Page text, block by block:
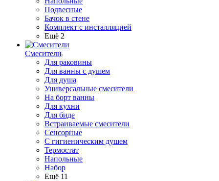
Подвесные
Бачок в стене
Комплект с инсталляцией
Ещё 2
Смесители
Для раковины
Для ванны с душем
Для душа
Универсальные смесители
На борт ванны
Для кухни
Для биде
Встраиваемые смесители
Сенсорные
С гигиеническим душем
Термостат
Напольные
Набор
Ещё 11